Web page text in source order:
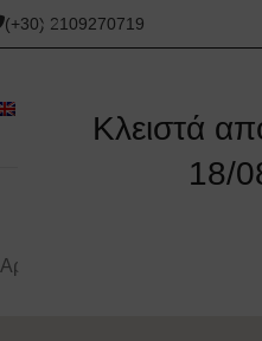
Κλειστά
18/
(+30) 2109270719
Αρχική σελίδα